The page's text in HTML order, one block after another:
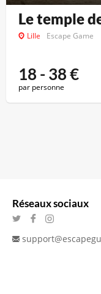
Le temple
Lille Escape Game
18 - 38€
par personne
Réseaux sociaux